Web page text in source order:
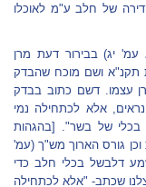
של חלב ע"מ לאוכלו
יג) בבירור דעת מרן
תקנ"א ושם מוכח שהבדק
עצמו. דשם כתוב בבדק
נראים, אלא לכתחילה נמי
של בשר". [בהגהות
גורס הארוך מש"ך (עמ'
דלבשל בכלי חלב כדי
שכתב- "אלא לכתחילה